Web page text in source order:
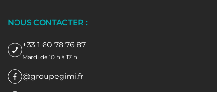
NOUS CONTACTER :
+33 1 60 78 76 87
Mardi de 10 h à 17 h
@groupegimi.fr